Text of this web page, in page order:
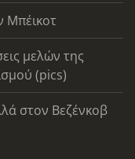
Μπέικοτ
μελών της
(pics)
στον Βεζένκοβ